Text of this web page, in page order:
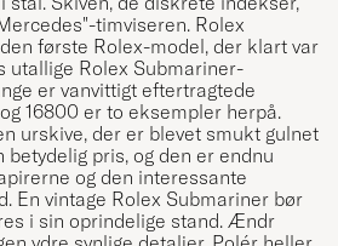
timviseren. Rolex
første Rolex-model, der klart var
utallige Rolex Submariner-
er vanvittigt eftertragtede
16800 er to eksempler herpå.
urskive, der er blevet smukt gulnet
betydelig pris, og den er endnu
og den interessante
En vintage Rolex Submariner bør
i sin oprindelige stand. Ændr